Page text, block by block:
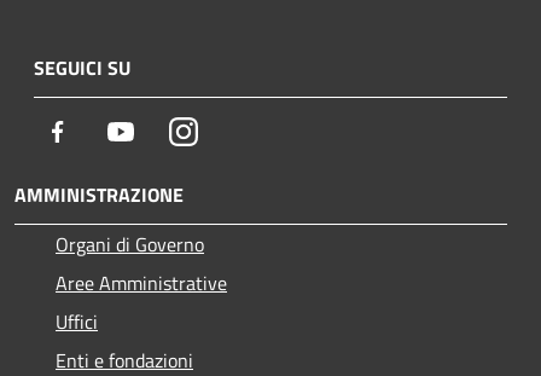
SEGUICI SU
Facebook YoutubeInstagram
AMMINISTRAZIONE
Organi di Governo
Aree Amministrative
Uffici
Enti e fondazioni